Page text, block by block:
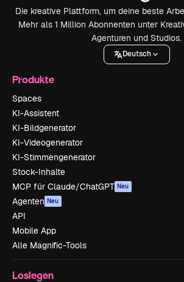
Die kreative Plattform, um deine beste
Mehr als 1 Million Abonnenten unter
Agenturen und Studios.
Deutsch
Produkte
Spaces
KI-Assistent
KI-Bildgenerator
KI-Videogenerator
KI-Stimmengenerator
Stock-Inhalte
MCP für Claude/ChatGPT Neu
Agenten Neu
API
Mobile App
Alle Magnific-Tools
Loslegen